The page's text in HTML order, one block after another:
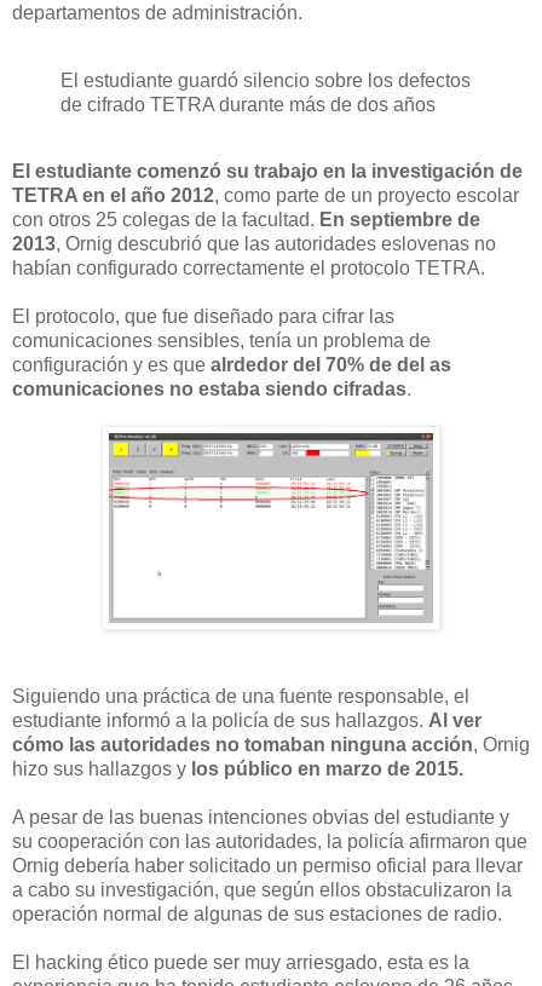
departamentos de administración.
El estudiante guardó silencio sobre los defectos
de cifrado TETRA durante más de dos años
El estudiante comenzó su trabajo en la investigación de
TETRA en el año 2012, como parte de un proyecto escolar
con otros 25 colegas de la facultad. En septiembre de
2013, Ornig descubrió que las autoridades eslovenas no
habían configurado correctamente el protocolo TETRA.
El protocolo, que fue diseñado para cifrar las
comunicaciones sensibles, tenía un problema de
configuración y es que alrdedor del 70% de del as
comunicaciones no estaba siendo cifradas.
Siguiendo una práctica de una fuente responsable, el
estudiante informó a la policía de sus hallazgos. Al ver
cómo las autoridades no tomaban ninguna acción, Ornig
hizo sus hallazgos y los público en marzo de 2015.
A pesar de las buenas intenciones obvias del estudiante y
su cooperación con las autoridades, la policía afirmaron que
Ornig debería haber solicitado un permiso oficial para llevar
a cabo su investigación, que según ellos obstaculizaron la
operación normal de algunas de sus estaciones de radio.
El hacking ético puede ser muy arriesgado, esta es la